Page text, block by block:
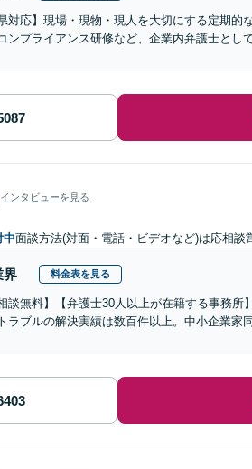
対応】現場・現物・現人を大切にする定期
ンプライアンス研修など、企業内弁護士と
インタビューを見る
中面談方法(対面・電話・ビデオなど)は応相談
界 料金表を見る
談無料】【弁護士30人以上が在籍する事務
ラブルの解決実績は数百件以上。中小企業家